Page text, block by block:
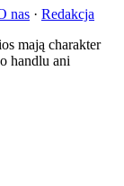
nas · Redakcja
mają charakter
handlu ani